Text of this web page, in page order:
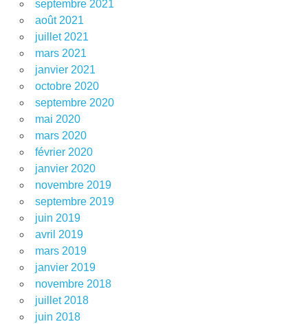
septembre 2021
août 2021
juillet 2021
mars 2021
janvier 2021
octobre 2020
septembre 2020
mai 2020
mars 2020
février 2020
janvier 2020
novembre 2019
septembre 2019
juin 2019
avril 2019
mars 2019
janvier 2019
novembre 2018
juillet 2018
juin 2018